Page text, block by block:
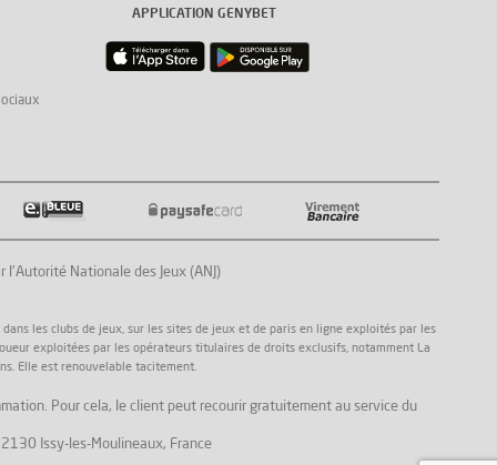
APPLICATION GENYBET
Nationale des Jeux (ANJ)
les clubs de jeux, sur les sites de jeux et de paris en ligne exploités par les
exploitées par les opérateurs titulaires de droits exclusifs, notamment La
Elle est renouvelable tacitement.
Pour cela, le client peut recourir gratuitement au service du
Issy-les-Moulineaux, France